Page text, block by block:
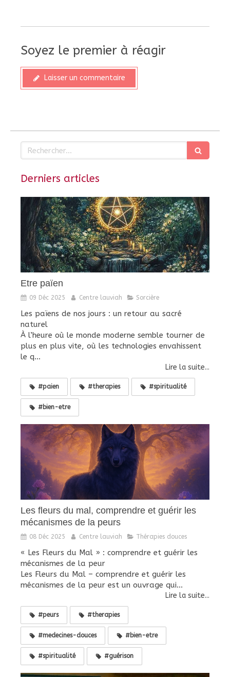
Soyez le premier à réagir
Laisser un commentaire
Rechercher
Derniers articles
Etre païen
09 Déc 2025 Centre lauviah Sorcière
Les païens de nos jours : un retour au sacré
naturel
À l’heure où le monde moderne semble tourner de
plus en plus vite, où les technologies envahissent
le q...
Lire la suite...
#paien #therapies #spiritualité
#bien-etre
Les fleurs du mal, comprendre et guérir les
mécanismes de la peurs
08 Déc 2025 Centre lauviah Thérapies douces
« Les Fleurs du Mal » : comprendre et guérir les
mécanismes de la peur
Les Fleurs du Mal – comprendre et guérir les
mécanismes de la peur est un ouvrage qui...
Lire la suite...
#peurs #therapies
#medecines-douces #bien-etre
#spiritualité #guérison